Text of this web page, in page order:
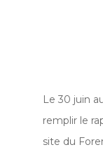
Le 30 juin
remplir le
site du